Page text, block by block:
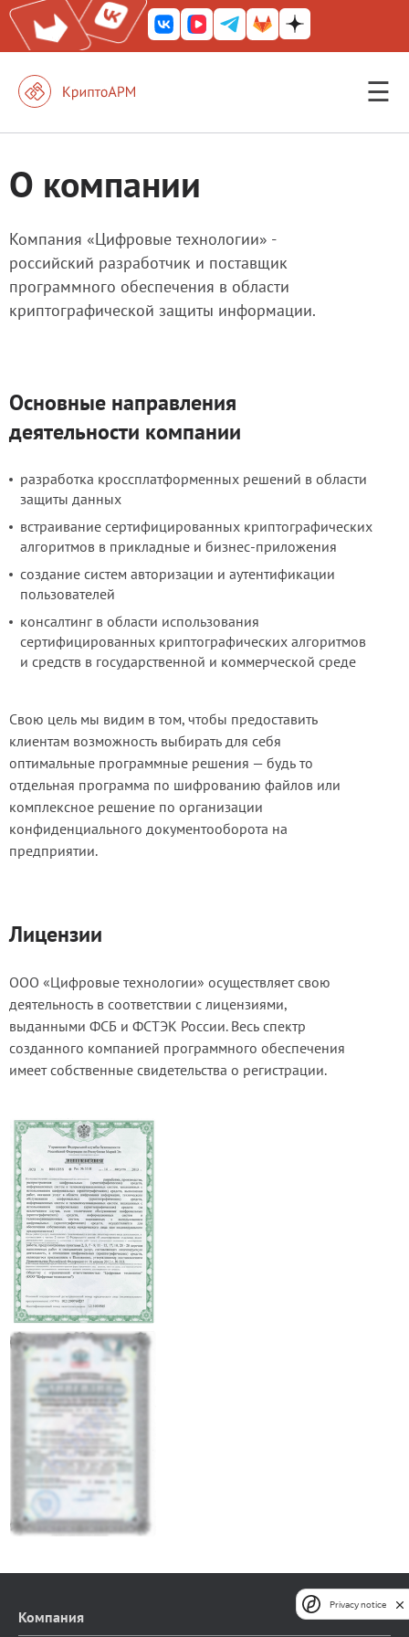
☰
КриптоАРМ Mobile
КриптоАРМ ID
Решения
Блог
Магазин
Полная версия сайта
О компании
Компания «Цифровые технологии» -
российский разработчик и поставщик
программного обеспечения в области
криптографической защиты информации.
Основные направления
деятельности компании
разработка кроссплатформенных решений в области
защиты данных
встраивание сертифицированных криптографических
алгоритмов в прикладные и бизнес-приложения
создание систем авторизации и аутентификации
пользователей
консалтинг в области использования
сертифицированных криптографических алгоритмов
и средств в государственной и коммерческой среде
Свою цель мы видим в том, чтобы предоставить
клиентам возможность выбирать для себя
оптимальные программные решения — будь то
отдельная программа по шифрованию файлов или
комплексное решение по организации
конфиденциального документооборота на
предприятии.
Лицензии
ООО «Цифровые технологии» осуществляет свою
деятельность в соответствии с лицензиями,
выданными ФСБ и ФСТЭК России. Весь спектр
созданного компанией программного обеспечения
имеет собственные свидетельства о регистрации.
Компания
Privacy notice